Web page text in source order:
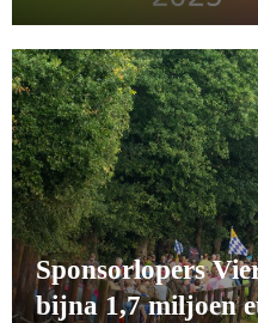
Sponsorlopers
bijna 1,7 miljoen